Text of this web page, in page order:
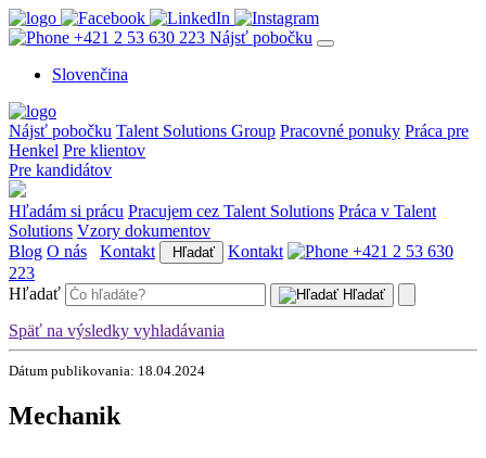
+421 2 53 630 223 Nájsť pobočku
Slovenčina
Nájsť pobočku Talent Solutions Group Pracovné ponuky Práca pre
Henkel Pre klientov
Pre kandidátov
Hľadám si prácu Pracujem cez Talent Solutions Práca v Talent
Solutions Vzory dokumentov
Blog O nás Kontakt Hľadať Kontakt
+421 2 53 630
223
Hľadať
Hľadať
Späť na výsledky vyhladávania
Dátum publikovania: 18.04.2024
Mechanik